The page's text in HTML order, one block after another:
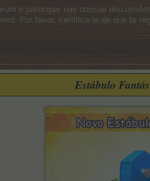
e participar nas nossas
Por favor, certifica-te de que te
Estábulo